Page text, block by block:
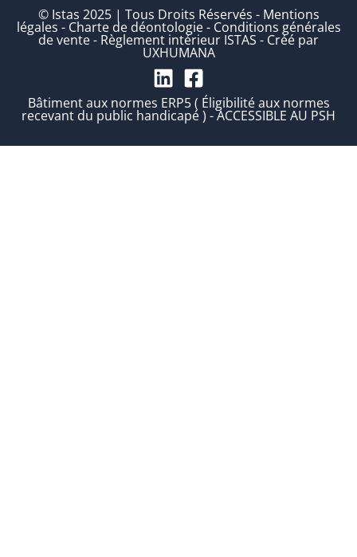
© Istas 2025 | Tous Droits Réservés - Mentions
légales - Charte de déontologie- Conditions générales
de vente- Règlement intérieur ISTAS - Créé par
UXHUMANA
Bâtiment aux normes ERP5 ( Éligibilité aux normes
recevant du public handicapé ) - ACCESSIBLE AU PSH